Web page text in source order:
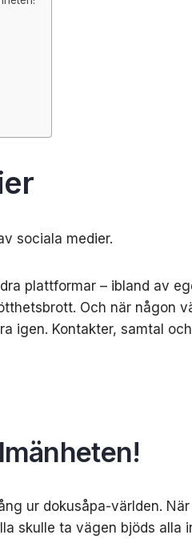
sociala medier.
plattformar – ibland av
Och när någon
igen. Kontakter, samtal och
ur dokusåpa-världen. När
skulle ta vägen bjöds alla